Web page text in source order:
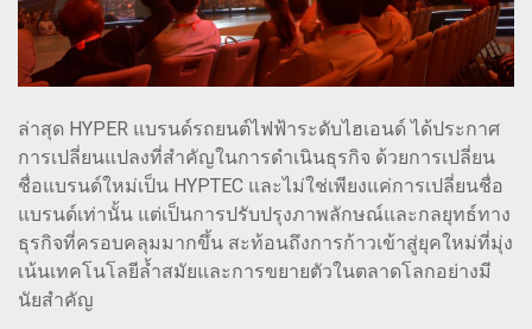
ล่าสุด HYPER แบรนด์รถยนต์ไฟฟ้าระดับไฮเอนด์ ได้ประกาศ
การเปลี่ยนแปลงที่สำคัญในการดำเนินธุรกิจ ด้วยการเปลี่ยน
ชื่อแบรนด์ใหม่เป็น HYPTEC และไม่ใช่เพียงแค่การเปลี่ยนชื่อ
แบรนด์เท่านั้น แต่เป็นการปรับปรุงภาพลักษณ์และกลยุทธ์ทาง
ธุรกิจที่ครอบคลุมมากขึ้น สะท้อนถึงการก้าวเข้าสู่ยุคใหม่ที่มุ่ง
เน้นเทคโนโลยีล้ำสมัยและการขยายตัวในตลาดโลกอย่างมี
นัยสำคัญ